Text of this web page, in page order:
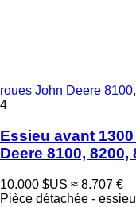
roues John Deere
4
Essieu avant
Deere 8100, 8200,
10.000 $US ≈ 8.707 €
Pièce détachée -